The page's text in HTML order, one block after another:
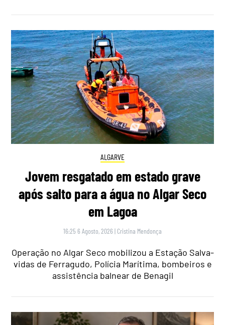
ALGARVE
Jovem resgatado em estado grave
após salto para a água no Algar Seco
em Lagoa
16:25 6 Agosto, 2026 | Cristina Mendonça
Operação no Algar Seco mobilizou a Estação Salva-
vidas de Ferragudo, Polícia Marítima, bombeiros e
assistência balnear de Benagil